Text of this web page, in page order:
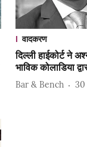
वादकरण
दिल्ली हाईकोर्ट ने
भाविक कोलाडिया
Bar & Bench 30